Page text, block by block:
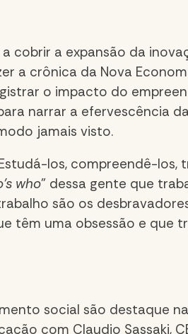
cobrir a expansão da
a crônica da Nova
o impacto do
narrar a efervescência
jamais visto.
los, compreendê-los,
who” dessa gente que
são os
têm uma obsessão e que
social são destaque
com Claudio Sassaki,